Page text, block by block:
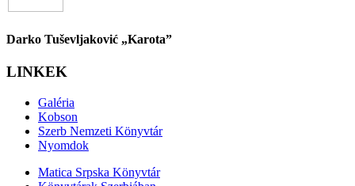
Darko Tuševljaković „Karota”
LINKEK
Galéria
Kobson
Szerb Nemzeti Könyvtár
Nyomdok
Matica Srpska Könyvtár